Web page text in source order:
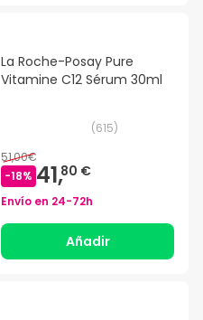
La Roche-Posay Pure
Vitamine C12 Sérum 30ml
(615)
51,00€
-18% 41,80 €
Envío en 24-72h
Añadir